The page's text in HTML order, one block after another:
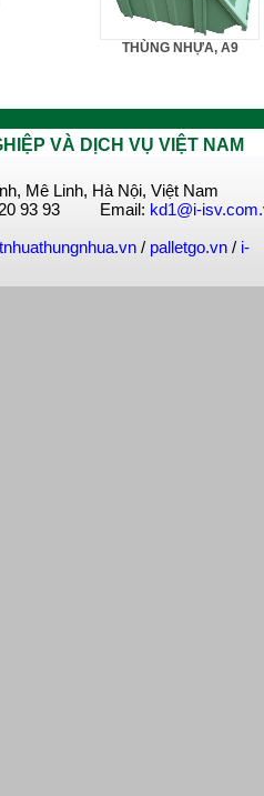
THÙNG NHỰA, A9
VÀ DỊCH VỤ VIỆT NAM
Mê Linh, Hà Nội, Việt Nam
20 93 93 Email: kd1@i-
/ palletgo.vn / i-